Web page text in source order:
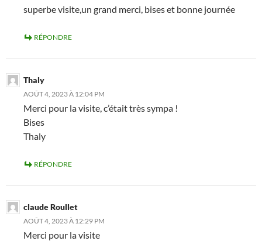
superbe visite,un grand merci, bises et bonne journée
RÉPONDRE
Thaly
AOÛT 4, 2023 À 12:04 PM
Merci pour la visite, c’était très sympa !
Bises
Thaly
RÉPONDRE
claude Roullet
AOÛT 4, 2023 À 12:29 PM
Merci pour la visite